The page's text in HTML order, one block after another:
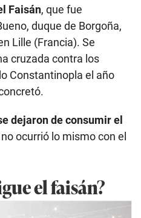
Faisán, que fue
duque de Borgoña,
Lille (Francia). Se
cruzada contra los
Constantinopla el año
dejaron de consumir el
no ocurrió lo mismo con el
el faisán?